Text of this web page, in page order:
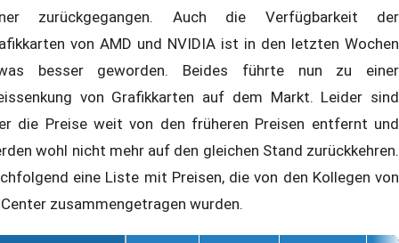
zurückgegangen. Auch die Verfügbarkeit der
von AMD und NVIDIA ist in den letzten Wochen
besser geworden. Beides führte nun zu einer
von Grafikkarten auf dem Markt. Leider sind
die Preise weit von den früheren Preisen entfernt und
wohl nicht mehr auf den gleichen Stand zurückkehren.
eine Liste mit Preisen, die von den Kollegen von
zusammengetragen wurden.